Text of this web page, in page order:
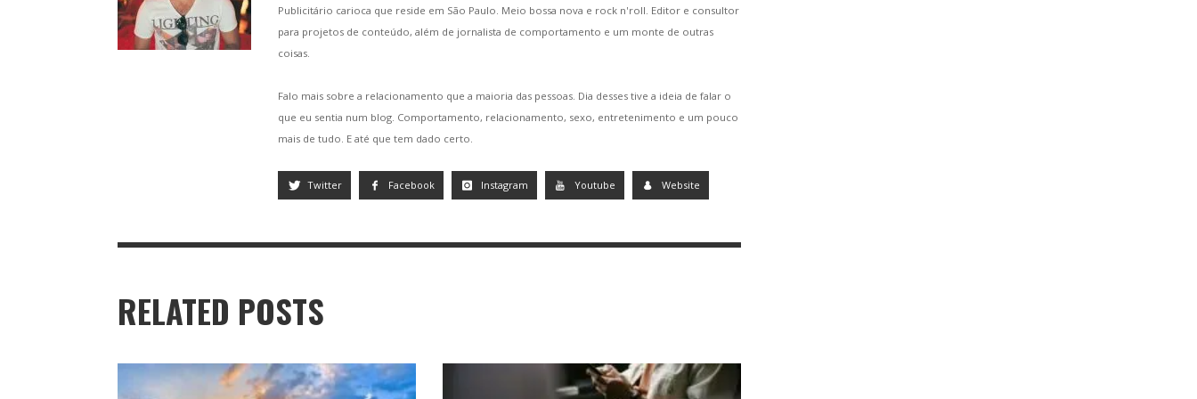
Publicitário carioca que reside em São Paulo. Meio bossa nova e rock n'roll. Editor e consultor
para projetos de conteúdo, além de jornalista de comportamento e um monte de outras
coisas.
Falo mais sobre a relacionamento que a maioria das pessoas. Dia desses tive a ideia de falar o
que eu sentia num blog. Comportamento, relacionamento, sexo, entretenimento e um pouco
mais de tudo. E até que tem dado certo.
Twitter Facebook Instagram Youtube Website
RELATED POSTS